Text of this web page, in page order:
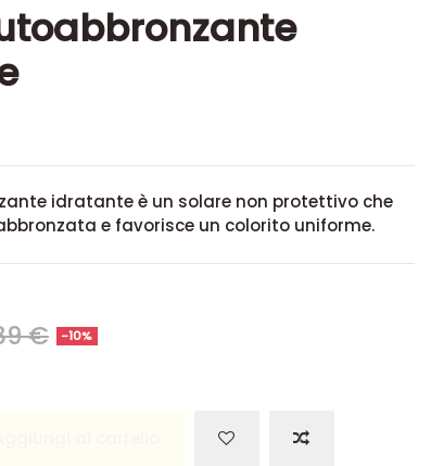
idratante è un solare non protettivo che
e favorisce un colorito uniforme.
€ -10%